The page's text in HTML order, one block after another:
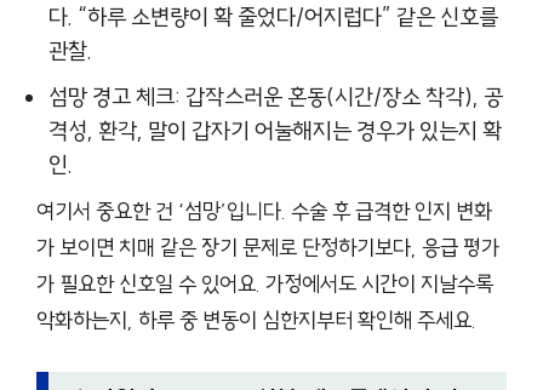
다. “하루 소변량이 확 줄었다/어지럽다” 같은 신호를
관찰.
섬망 경고 체크: 갑작스러운 혼동(시간/장소 착각), 공
격성, 환각, 말이 갑자기 어눌해지는 경우가 있는지 확
인.
여기서 중요한 건 ‘섬망’입니다. 수술 후 급격한 인지 변화
가 보이면 치매 같은 장기 문제로 단정하기보다, 응급 평가
가 필요한 신호일 수 있어요. 가정에서도 시간이 지날수록
악화하는지, 하루 중 변동이 심한지부터 확인해 주세요.